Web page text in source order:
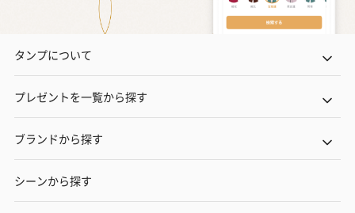
タンプについて
プレゼントを一覧から探す
ブランドから探す
シーンから探す